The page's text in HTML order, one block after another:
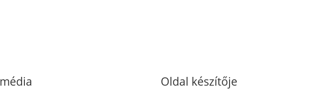
Oldal készítője